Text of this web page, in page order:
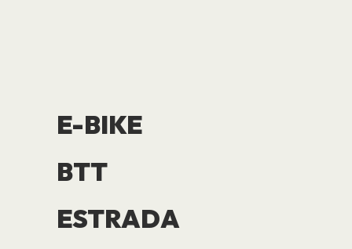
E-BIKE
BTT
ESTRADA